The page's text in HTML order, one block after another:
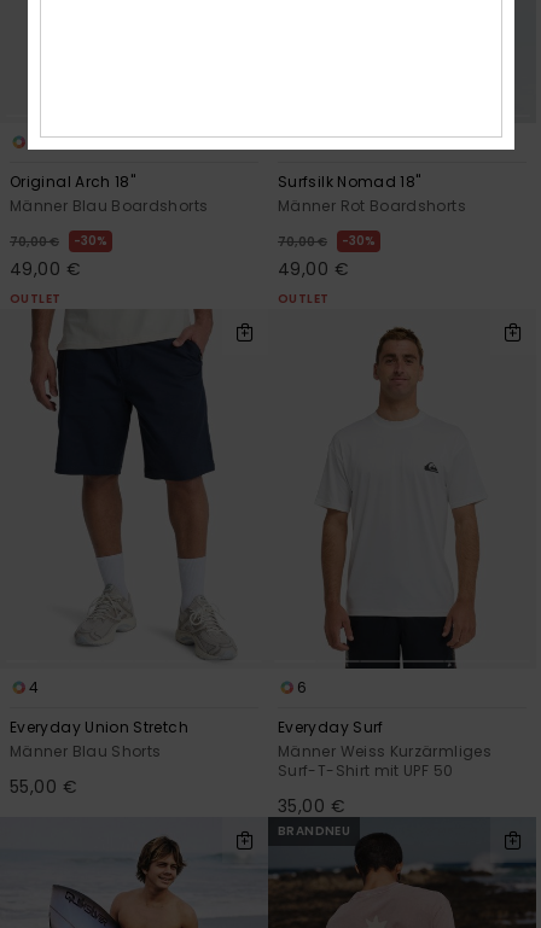
Original Arch 18"
Männer Blau Boardshorts
70,00 € 30%
49,00 €
OUTLET
2
Surfsilk Nomad 18"
Männer Rot Boardshorts
70,00 € 30%
49,00 €
OUTLET
4
Everyday Union Stretch
Männer Blau Shorts
55,00 €
6
Everyday Surf
Männer Weiss Kurzärmliges
Surf-T-Shirt mit UPF 50
35,00 €
BRANDNEU